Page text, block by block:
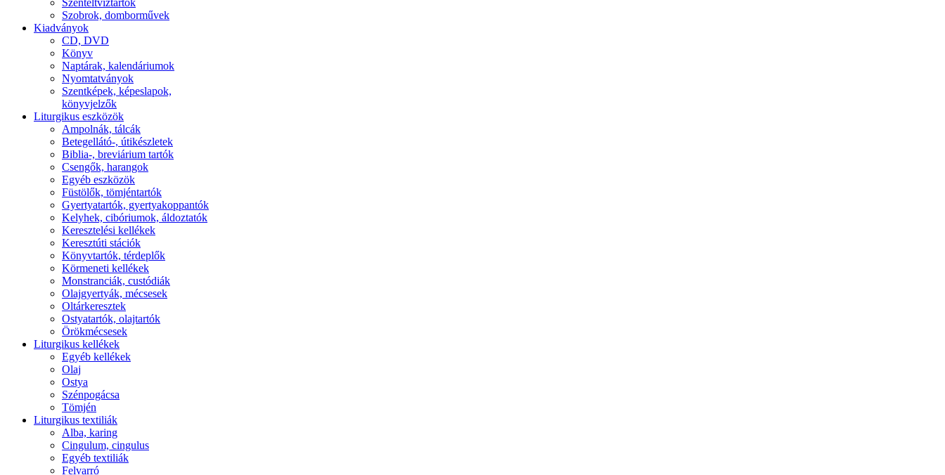
Szobrok, domborművek
Kiadványok
CD, DVD
Könyv
Naptárak, kalendáriumok
Nyomtatványok
Szentképek, képeslapok,
könyvjelzők
Liturgikus eszközök
Ampolnák, tálcák
Betegellátó-, útikészletek
Biblia-, breviárium tartók
Csengők, harangok
Egyéb eszközök
Füstölők, tömjéntartók
Gyertyatartók, gyertyakoppantók
Kelyhek, cibóriumok, áldoztatók
Keresztelési kellékek
Keresztúti stációk
Könyvtartók, térdeplők
Körmeneti kellékek
Monstranciák, custódiák
Olajgyertyák, mécsesek
Oltárkeresztek
Ostyatartók, olajtartók
Örökmécsesek
Liturgikus kellékek
Egyéb kellékek
Olaj
Ostya
Szénpogácsa
Tömjén
Liturgikus textiliák
Alba, karing
Cingulum, cingulus
Egyéb textiliák
Felvarró